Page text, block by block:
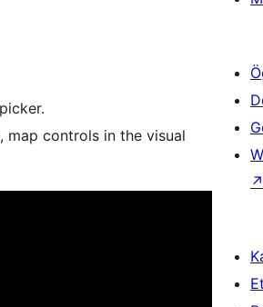
map controls in the visual
↗